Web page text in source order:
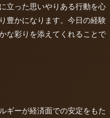
立った思いやりある行動を心
豊かになります。今日の経験
な彩りを添えてくれることで
ギーが経済面での安定をもた